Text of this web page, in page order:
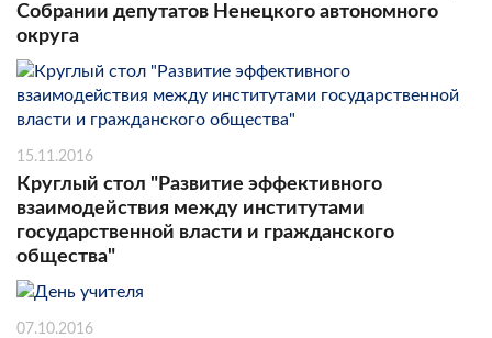
Собрании депутатов Ненецкого автономного
округа
15.11.2016
Круглый стол "Развитие эффективного
взаимодействия между институтами
государственной власти и гражданского
общества"
07.10.2016